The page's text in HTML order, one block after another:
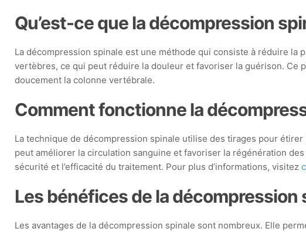
Qu’est-ce que la décompression
La décompression spinale est une méthode qui consiste à réduire
vertèbres, ce qui peut réduire la douleur et favoriser la guérison. Ce
doucement la colonne vertébrale.
Comment fonctionne la
La technique de décompression spinale utilise des tirages pour
peut améliorer la circulation sanguine et favoriser la régénération
sécurité et l’efficacité du traitement. Pour plus d’informations, visitez
Les bénéfices de la décompression
Les avantages de la décompression spinale sont nombreux. Elle